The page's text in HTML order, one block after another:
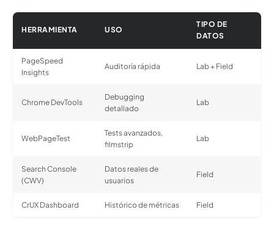
HERRAMIENTA USO
TIPO DE
DATOS
PageSpeed
Insights
Auditoría rápida Lab + Field
Chrome DevTools
Debugging
detallado
Lab
WebPageTest
Tests avanzados,
filmstrip
Lab
Search Console
(CWV)
Datos reales de
usuarios
Field
CrUX Dashboard Histórico de métricas Field